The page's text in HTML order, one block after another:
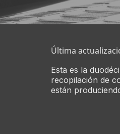
Última
Esta es la
recopilación de
están